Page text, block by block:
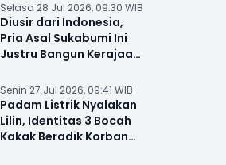
Selasa 28 Jul 2026, 09:30 WIB
Diusir dari Indonesia,
Pria Asal Sukabumi Ini
Justru Bangun Kerajaan
Senin 27 Jul 2026, 09:41 WIB
Padam Listrik Nyalakan
Lilin, Identitas 3 Bocah
Kakak Beradik Korban